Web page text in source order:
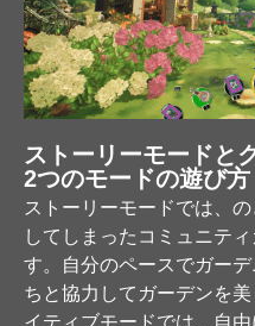
ストーリーモードと
2つのモードの遊び方
ストーリーモードでは、
してしまったコミュニテ
す。自分のペースでガー
ちと協力してガーデンを
イティブモードでは、自